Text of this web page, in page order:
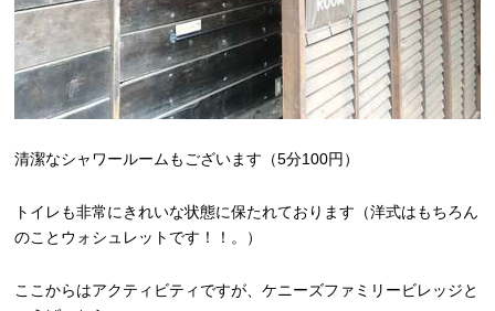
清潔なシャワールームもございます（5分100円）
トイレも非常にきれいな状態に保たれております（洋式はもちろん
のことウォシュレットです！！。）
ここからはアクティビティですが、ケニーズファミリービレッジと